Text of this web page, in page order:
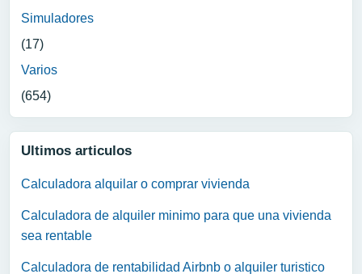
Simuladores
(17)
Varios
(654)
Ultimos articulos
Calculadora alquilar o comprar vivienda
Calculadora de alquiler minimo para que una vivienda
sea rentable
Calculadora de rentabilidad Airbnb o alquiler turistico